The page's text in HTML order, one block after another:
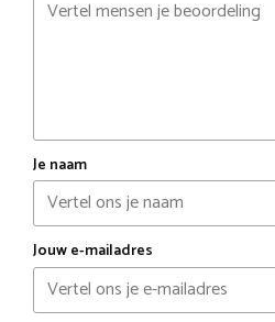
Je naam
Jouw e-mailadres